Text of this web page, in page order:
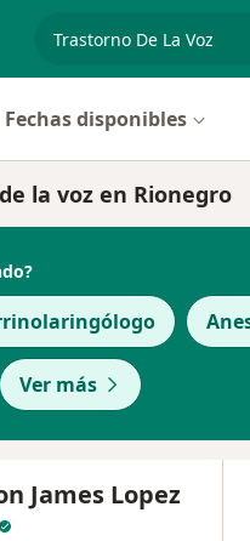
Fechas disponibles
la voz en Rionegro
Ver más
James Lopez